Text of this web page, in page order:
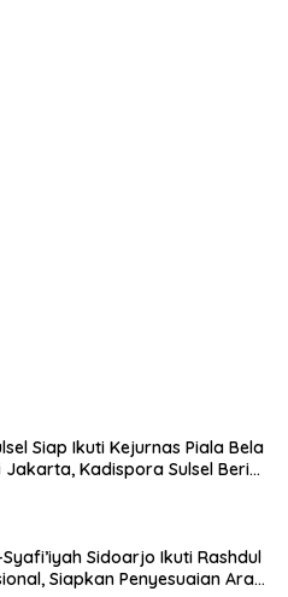
Siap Ikuti Kejurnas Piala Bela
Kadispora Sulsel Beri
Sidoarjo Ikuti Rashdul
Siapkan Penyesuaian Arah